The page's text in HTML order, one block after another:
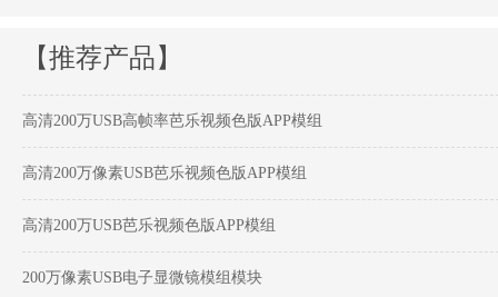
【推荐产品】
高清200万USB高帧率芭乐视频色版APP模组
高清200万像素USB芭乐视频色版APP模组
高清200万USB芭乐视频色版APP模组
200万像素USB电子显微镜模组模块